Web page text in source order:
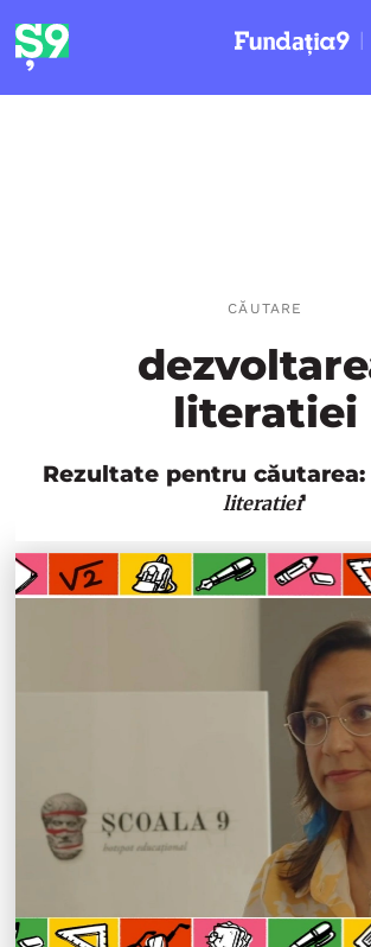
CĂUTARE
literatiei
Rezultate pentru căutarea:
literatiei'